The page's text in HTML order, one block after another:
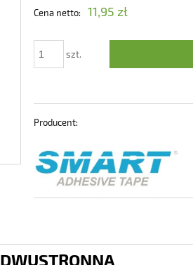
Cena netto: 11,95 zł
szt.
Producent:
DWUSTRONNA